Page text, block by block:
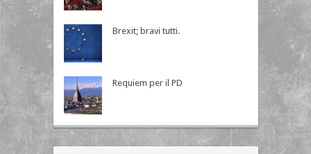
Brexit; bravi tutti.
Requiem per il PD